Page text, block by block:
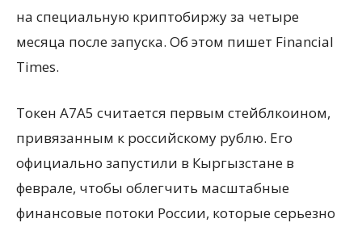
на специальную криптобиржу за четыре
месяца после запуска. Об этом пишет Financial
Times.
Токен A7A5 считается первым стейблкоином,
привязанным к российскому рублю. Его
официально запустили в Кыргызстане в
феврале, чтобы облегчить масштабные
финансовые потоки России, которые серьезно